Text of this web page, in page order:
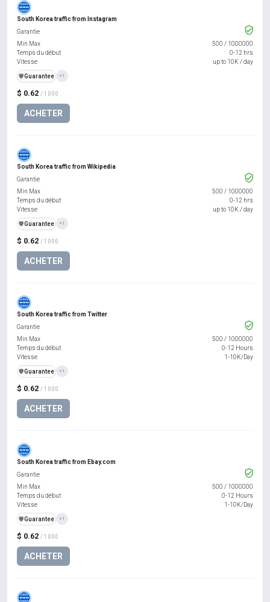
South Korea traffic from Instagram
$ 0.62 / 1000
ACHETER
Garantie
Min Max
500 / 1000000
Temps du début
0-12 hrs
Vitesse
up to 10K / day
️🛡️Guarantee +1
South Korea traffic from Wikipedia
$ 0.62 / 1000
ACHETER
Garantie
Min Max
500 / 1000000
Temps du début
0-12 hrs
Vitesse
up to 10K / day
️🛡️Guarantee +1
South Korea traffic from Twitter
$ 0.62 / 1000
ACHETER
Garantie
Min Max
500 / 1000000
Temps du début
0-12 Hours
Vitesse
1-10K/Day
️🛡️Guarantee +1
South Korea traffic from Ebay.com
$ 0.62 / 1000
ACHETER
Garantie
Min Max
500 / 1000000
Temps du début
0-12 Hours
Vitesse
1-10K/Day
️🛡️Guarantee +1